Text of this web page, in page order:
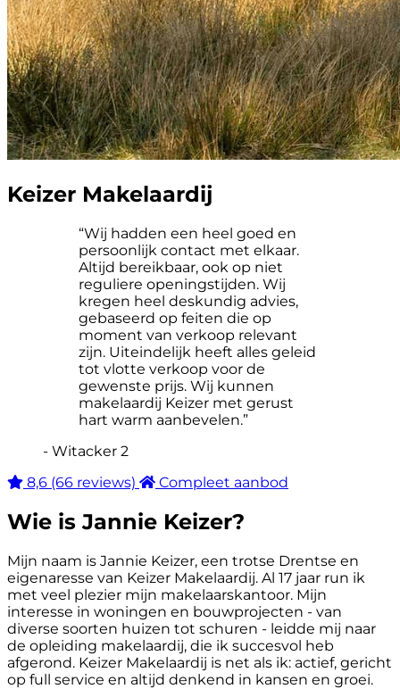
Keizer Makelaardij
“Wij hadden een heel goed en
persoonlijk contact met elkaar.
Altijd bereikbaar, ook op niet
reguliere openingstijden. Wij
kregen heel deskundig advies,
gebaseerd op feiten die op
moment van verkoop relevant
zijn. Uiteindelijk heeft alles geleid
tot vlotte verkoop voor de
gewenste prijs. Wij kunnen
makelaardij Keizer met gerust
hart warm aanbevelen.”
- Witacker 2
8,6 (66 reviews) Compleet aanbod
Wie is Jannie Keizer?
Mijn naam is Jannie Keizer, een trotse Drentse en
eigenaresse van Keizer Makelaardij. Al 17 jaar run ik
met veel plezier mijn makelaarskantoor. Mijn
interesse in woningen en bouwprojecten - van
diverse soorten huizen tot schuren - leidde mij naar
de opleiding makelaardij, die ik succesvol heb
afgerond. Keizer Makelaardij is net als ik: actief, gericht
op full service en altijd denkend in kansen en groei.